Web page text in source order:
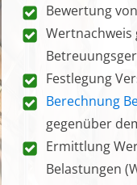
Bewertung
Wertnachweis
Festlegung
Berechnung
gegenüber
Ermittlung
Belastungen